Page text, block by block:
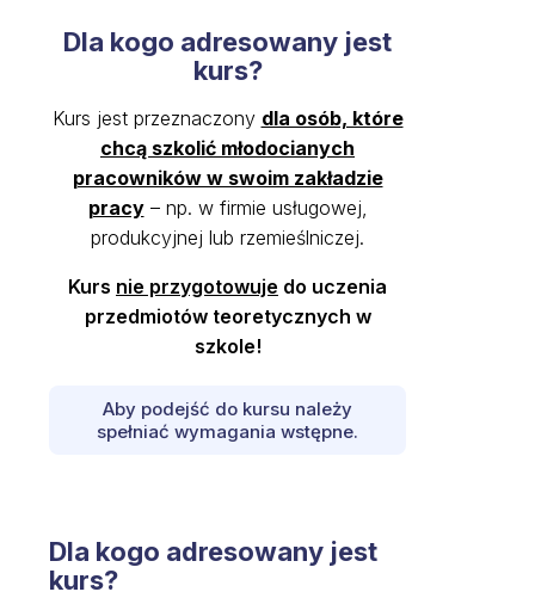
Dla kogo adresowany jest
kurs?
Kurs jest przeznaczony dla osób, które
chcą szkolić młodocianych
pracowników w swoim zakładzie
pracy– np. w firmie usługowej,
produkcyjnej lub rzemieślniczej.
Kurs nie przygotowuje do uczenia
przedmiotów teoretycznych w
szkole!
Aby podejść do kursu należy
spełniać wymagania wstępne.
Dla kogo adresowany jest
kurs?